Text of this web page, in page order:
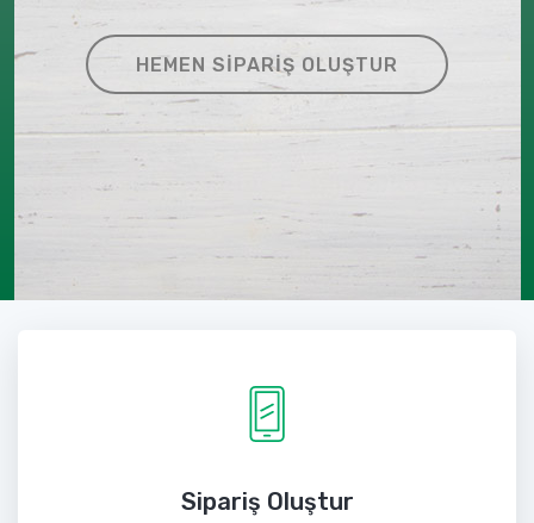
HEMEN SIPARIŞ OLUŞTUR
Sipariş Oluştur